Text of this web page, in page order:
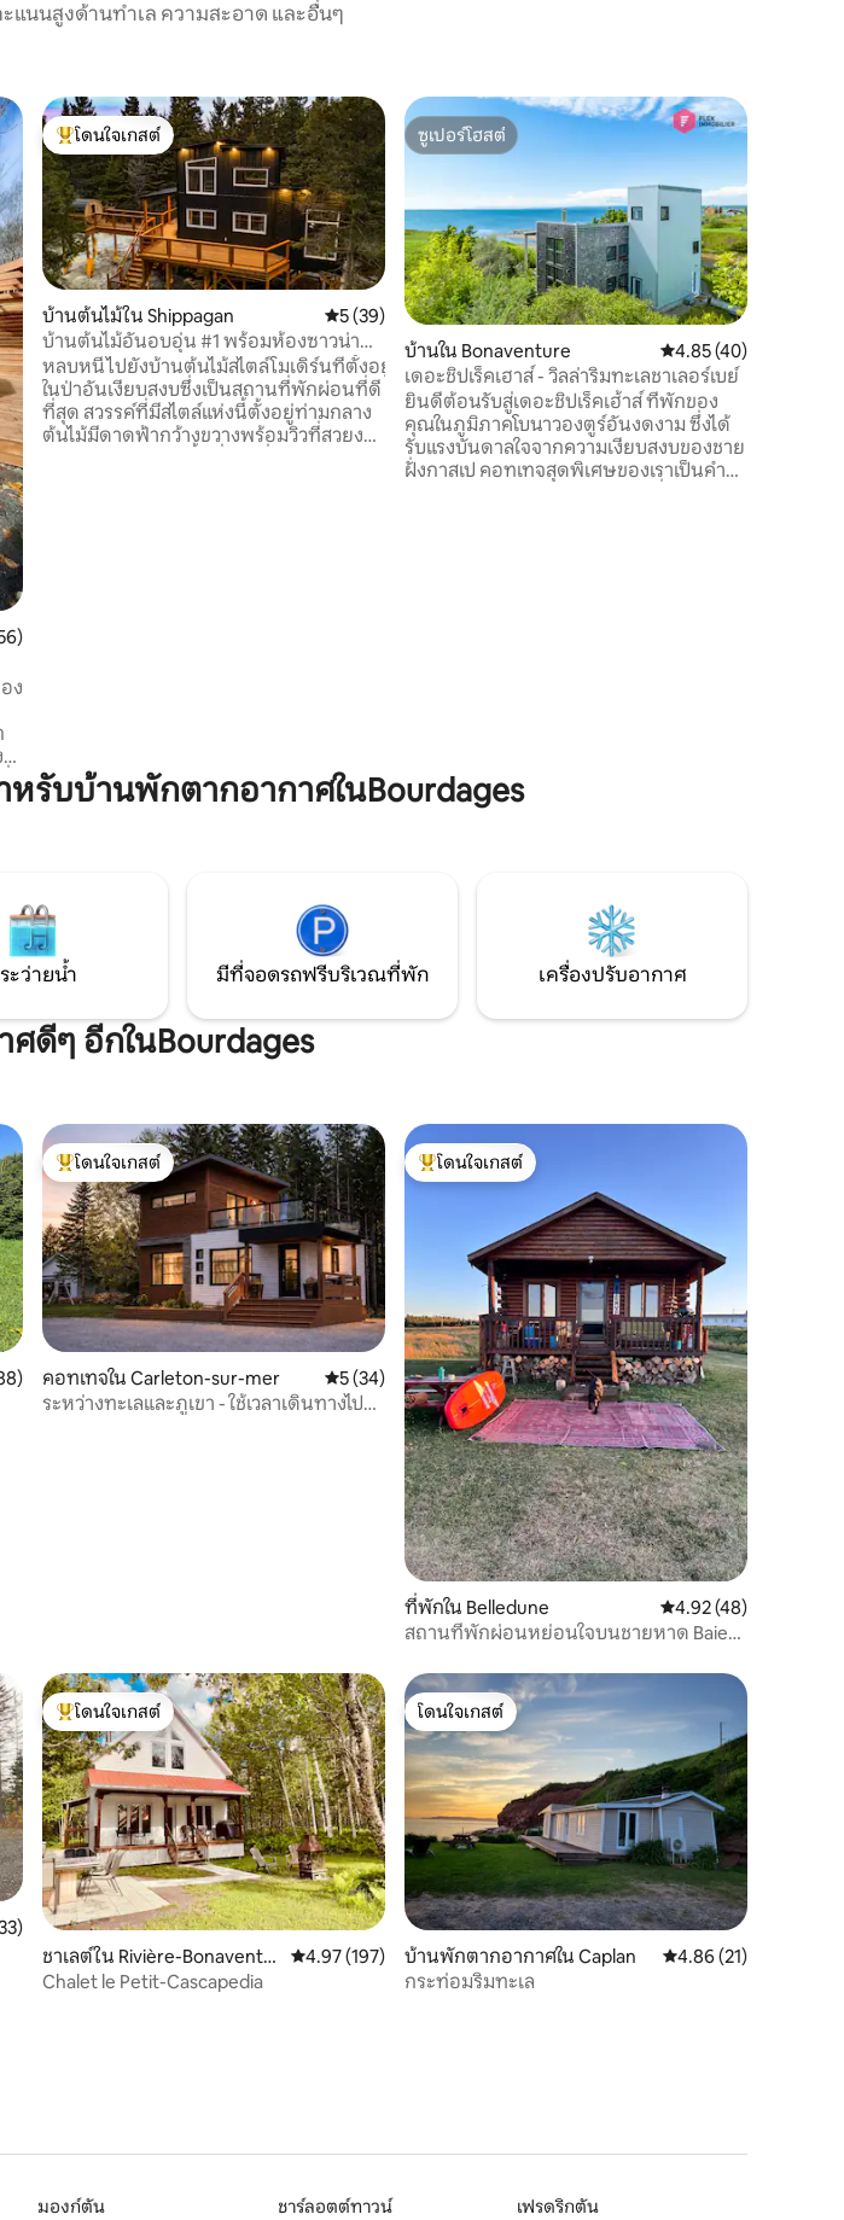
แนนสูงด้านทำเล ความสะอาด และอื่นๆ
ย 4.88 จาก 5, 56 รีวิว
ง
ม
โดนใจเกสต์ที่สุด
โดนใจเกสต์
บ้านต้นไม้ใน Shippagan คะแนนเฉลี่ย 5 จาก 5, 39 รีวิว
5 (39)
บ้านต้นไม้อันอบอุ่น #1 พร้อมห้องซาวน่า
และสปา
หลบหนีไปยังบ้านต้นไม้สไตล์โมเดิร์นที่ตั้งอยู่
ในป่าอันเงียบสงบซึ่งเป็นสถานที่พักผ่อนที่ดี
ที่สุด สวรรค์ที่มีสไตล์แห่งนี้ตั้งอยู่ท่ามกลาง
ต้นไม้มีดาดฟ้ากว้างขวางพร้อมวิวที่สวยงาม
ซูเปอร์โฮสต์
ซูเปอร์โฮสต์
บ้านใน Bonaventure คะแนนเฉลี่ย 4.85 จาก
4.85 (40)
เดอะชิปเร็คเฮาส์ - วิลล่าริมทะเลชาเลอร์เบย์
ยินดีต้อนรับสู่เดอะชิปเร็คเฮ้าส์ ที่พักของ
คุณในภูมิภาคโบนาวองตูร์อันงดงาม ซึ่งได้
รับแรงบันดาลใจจากความเงียบสงบของชาย
ฝั่งกาสเป คอทเทจสุดพิเศษของเราเป็นคำ
รับบ้านพักตากอากาศในBourdages
ะว่ายน้ำ มีที่จอดรถฟรีบริเวณที่พัก เครื่องปรับอากาศ
ดีๆ อีกในBourdages
ลี่ย 4.92 จาก 5, 88 รีวิว
โดนใจเกสต์ที่สุด
โดนใจเกสต์
คอทเทจใน Carleton-sur-mer คะแนนเฉลี่ย 5 จาก 5, 34 รีวิว
5 (34)
ระหว่างทะเลและภูเขา - ใช้เวลาเดินทางไปยัง
โดนใจเกสต์ที่สุด
โดนใจเกสต์
ที่พักใน Belledune คะแนนเฉลี่ย 4.92 จาก
4.92 (48)
สถานที่พักผ่อนหย่อนใจบนชายหาด Baie
เฉลี่ย 5 จาก 5, 33 รีวิว
โดนใจเกสต์ที่สุด
โดนใจเกสต์
ชาเลต์ใน Rivière-Bonaventur
e
คะแนนเฉลี่ย 4.97 จาก 5, 197 รีวิว
4.97 (197)
Chalet le Petit-Cascapedia
โดนใจเกสต์
โดนใจเกสต์
บ้านพักตากอากาศใน Caplan คะแนนเฉลี่ย 4.86 จาก
4.86 (21)
กระท่อมริมทะเล
มองก์ตัน ชาร์ลอตต์ทาวน์ เฟรดริกตัน